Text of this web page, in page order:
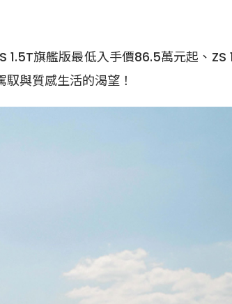
旗艦版最低入手價86.5萬元起、ZS
與質感生活的渴望！